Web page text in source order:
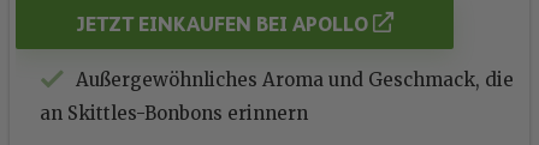
JETZT EINKAUFEN BEI APOLLO
Außergewöhnliches Aroma und Geschmack, die
an Skittles-Bonbons erinnern